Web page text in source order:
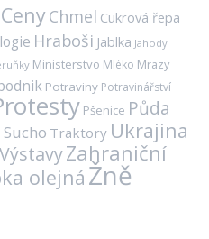
CenyChmel Cukrová řepa
Hraboši Jablka Jahody
Ministerstvo Mléko Mrazy
Potraviny Potravinářství
Pšenice Půda
Sucho Traktory Ukrajina
VýstavyZahraniční
olejná Žně